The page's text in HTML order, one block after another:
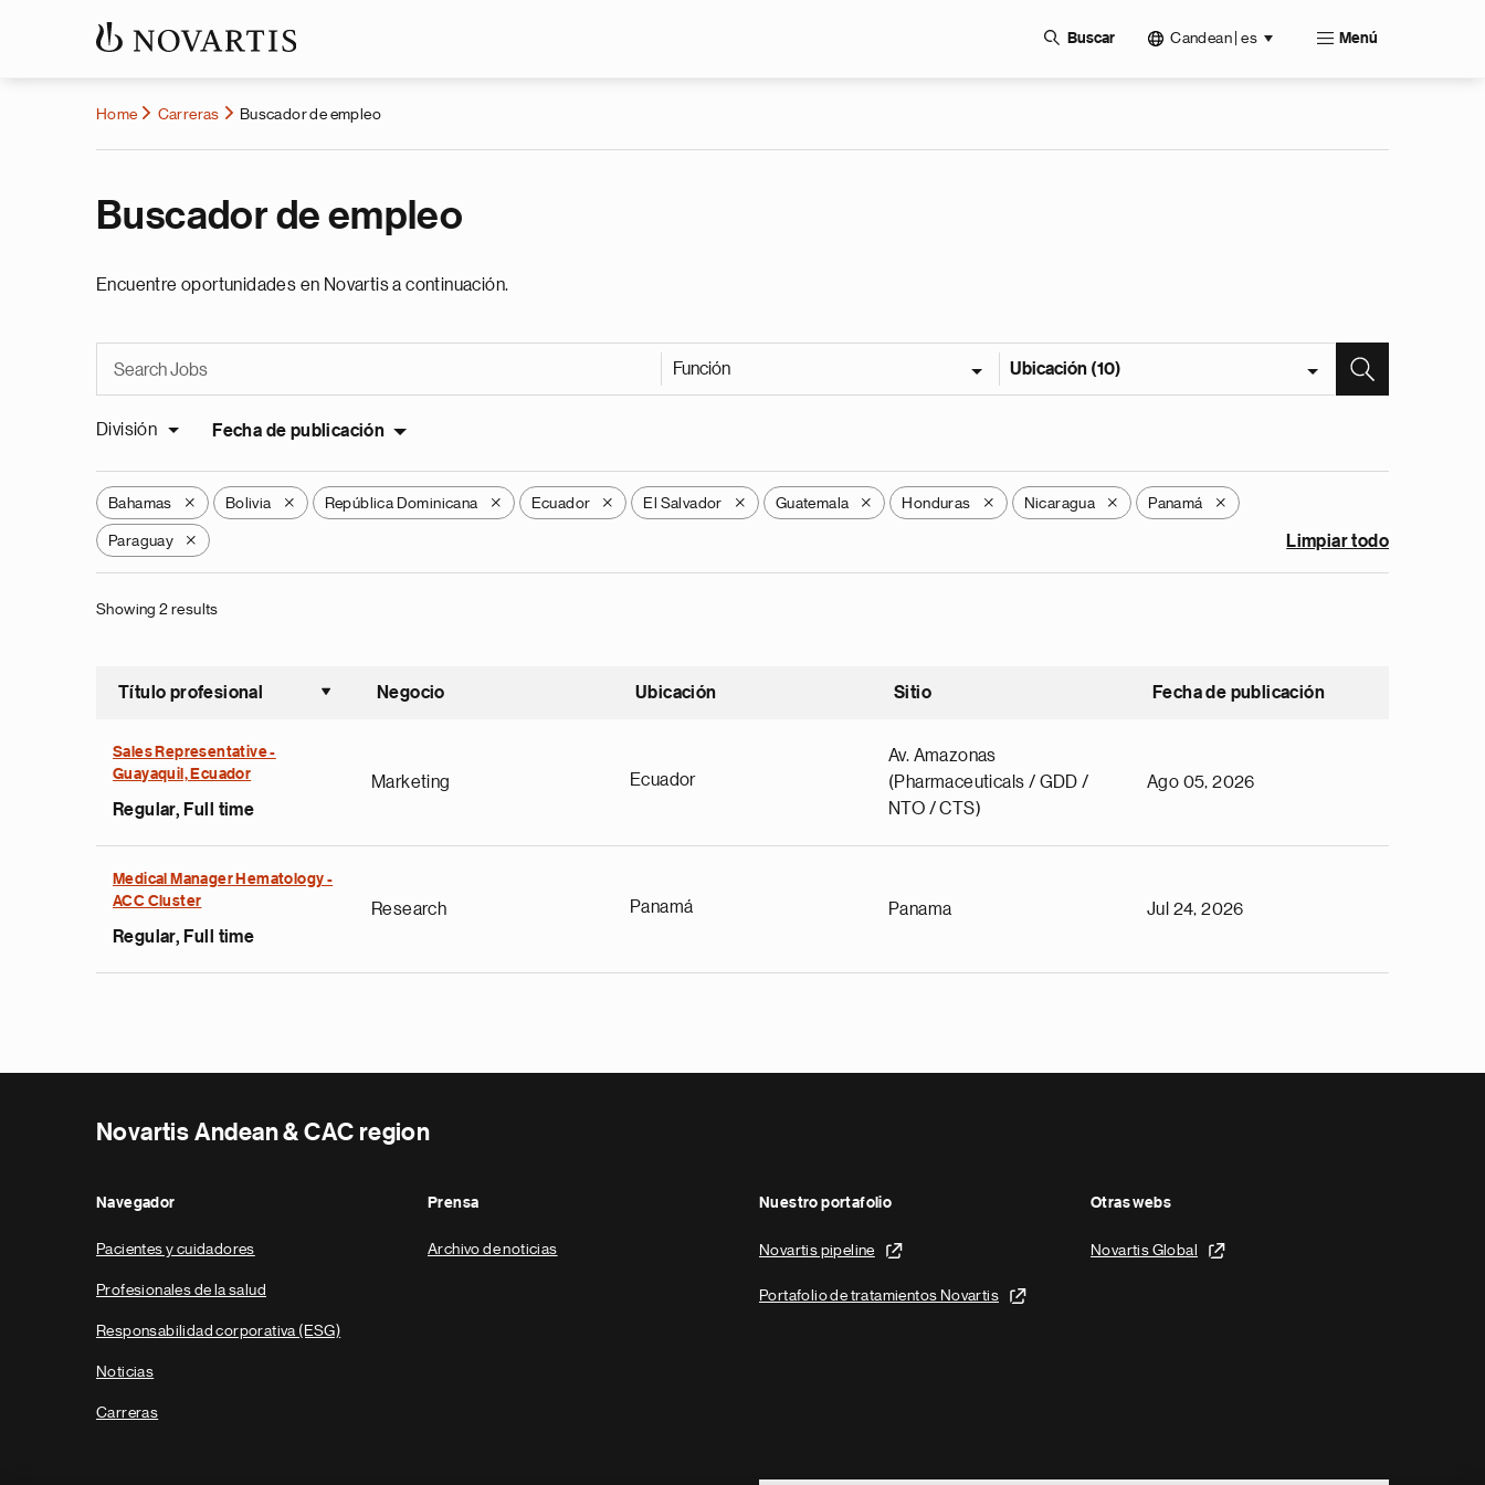
Buscar Candean | es Menú
Home Carreras Buscador de empleo
Buscador de empleo
Encuentre oportunidades en Novartis a continuación.
Función Ubicación (10)
División Fecha de publicación
Bahamas X Bolivia X República Dominicana X Ecuador X El Salvador X Guatemala X Honduras X Nicaragua X Panamá X
Paraguay X Limpiar todo
Showing 2 results
Título profesional
Ordenar ascendente
Negocio Ubicación Sitio Fecha de publicación
Sales Representative -
Guayaquil, Ecuador
Regular, Full time
Marketing Ecuador
Av. Amazonas
(Pharmaceuticals / GDD /
NTO / CTS)
Ago 05, 2026
Medical Manager Hematology -
ACC Cluster
Regular, Full time
Research Panamá Panama Jul 24, 2026
Novartis Andean & CAC region
Navegador
Pacientes y cuidadores
Profesionales de la salud
Responsabilidad corporativa (ESG)
Noticias
Carreras
Prensa
Archivo de noticias
Nuestro portafolio
Novartis pipeline
Portafolio de tratamientos Novartis
Otras webs
Novartis Global